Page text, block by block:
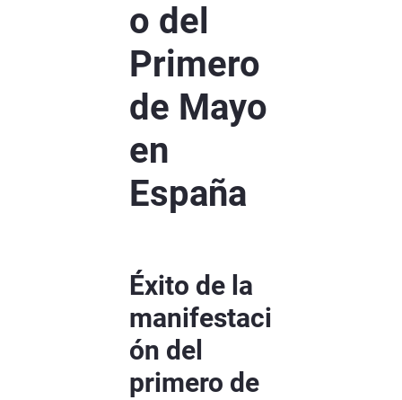
o del
Primero
de Mayo
en
España
Éxito de la
manifestaci
ón del
primero de